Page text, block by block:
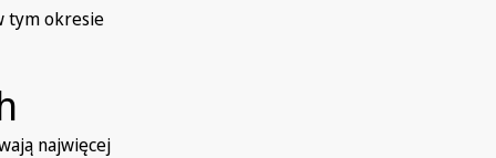
tym okresie
najwięcej